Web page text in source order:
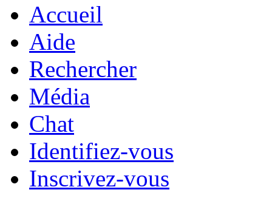
Accueil
Aide
Rechercher
Média
Chat
Identifiez-vous
Inscrivez-vous